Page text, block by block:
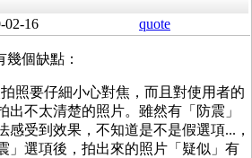
02-16 quote
幾個缺點：
照要仔細小心對焦，而且對使用者的
出不太清楚的照片。雖然有「防震」
感受到效果，不知道是不是假選項...，
」選項後，拍出來的照片「疑似」有